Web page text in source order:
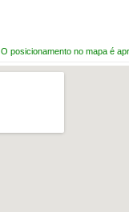
O posicionamento no mapa é